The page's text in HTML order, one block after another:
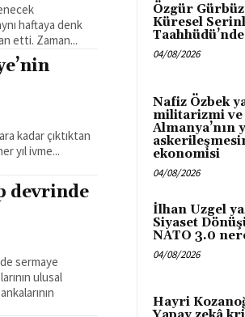
haftaya denk
ilan etti. Zaman...
kadar çıktıktan
yıl ivme...
devrinde
sermaye
ulusal
Özgür
Küresel
04/08/2026
Nafiz Özbek
militarizmi ve
Almanya’nın
ekonomisi
04/08/2026
İlhan Uzgel
Siyaset
NATO 3.0
04/08/2026
Hayri